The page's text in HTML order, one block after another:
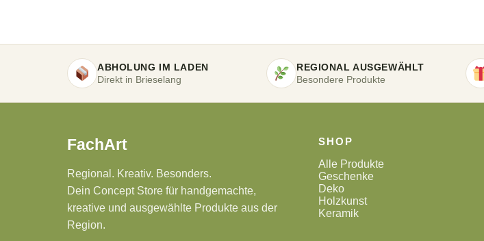
ABHOLUNG IM LADEN
Direkt in Brieselang
REGIONAL AUSGEWÄHLT
Besondere Produkte
FachArt
Regional. Kreativ. Besonders.
Dein Concept Store für handgemachte,
kreative und ausgewählte Produkte aus der
Region.
SHOP
Alle Produkte
Geschenke
Deko
Holzkunst
Keramik